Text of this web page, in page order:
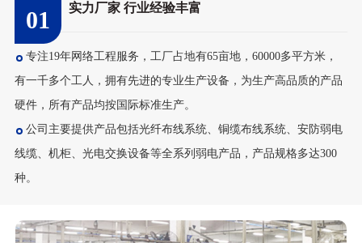
48芯室外单模铠装光...
01 实力厂家 行业经验丰富
专注19年网络工程服务，工厂占地有65亩地，60000多平方米，
有一千多个工人，拥有先进的专业生产设备，为生产高品质的产品
硬件，所有产品均按国际标准生产。
公司主要提供产品包括光纤布线系统、铜缆布线系统、安防弱电
线缆、机柜、光电交换设备等全系列弱电产品，产品规格多达300
种。